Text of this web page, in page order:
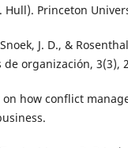
Hull). Princeton
J. D., &
organización, 3(3),
on how conflict